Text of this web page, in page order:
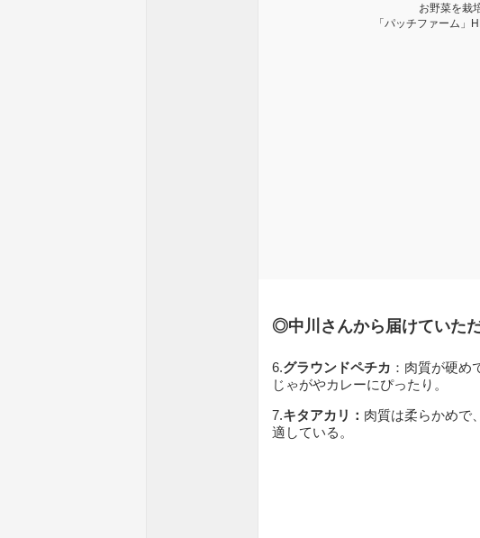
お野菜を栽
「パッチファーム」
◎中川さんから届けていた
6.グラウンドペチカ ：肉質が硬め
じゃがやカレーにぴったり。
7.キタアカリ： 肉質は柔らかめで
適している。